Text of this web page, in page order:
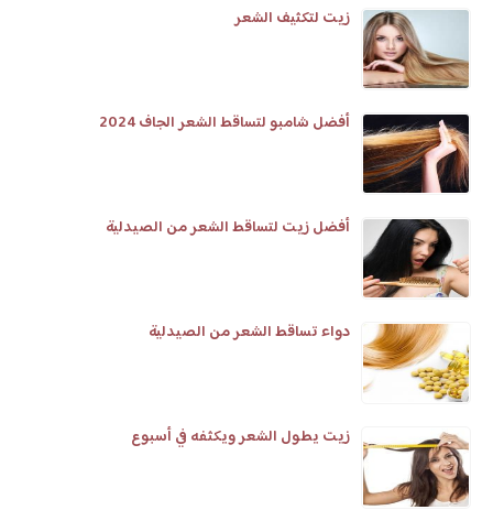
زيت لتكثيف الشعر
أفضل شامبو لتساقط الشعر الجاف 2024
أفضل زيت لتساقط الشعر من الصيدلية
دواء تساقط الشعر من الصيدلية
زيت يطول الشعر ويكثفه في أسبوع